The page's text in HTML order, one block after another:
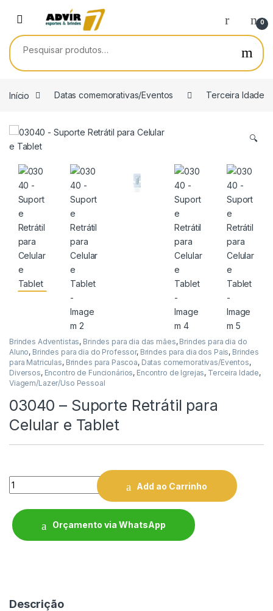
0
Pesquisar por:
Início Datas comemorativas/Eventos Terceira Idade
🔍
Brindes Adventistas, Brindes para dia das mães, Brindes para dia do
Aluno, Brindes para dia do Professor, Brindes para dia dos Pais, Brindes
para Matriculas, Brindes para Pascoa, Datas comemorativas/Eventos,
Diversos, Encontro de Funcionários, Encontro de Igrejas, Terceira Idade,
Viagem/Lazer/Uso Pessoal
03040 – Suporte Retrátil para
Celular e Tablet
Quantity
Add ao Carrinho
Orçamento via WhatsApp
Descrição